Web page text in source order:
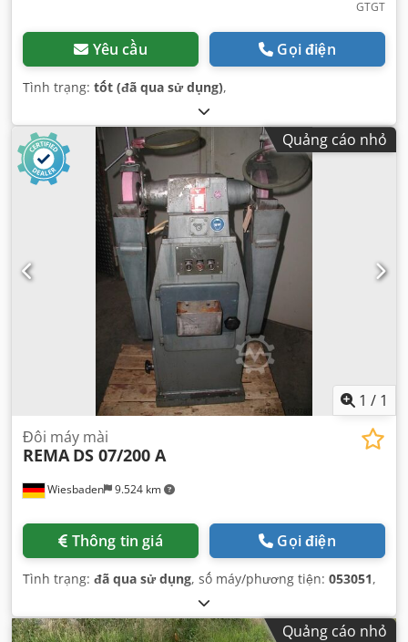
GTGT
Yêu cầu Gọi điện
Tình trạng: tốt (đã qua sử dụng),
Quảng cáo nhỏ
1 / 1
Wiesbaden 9.524 km
Đôi máy mài
REMA DS 07/200 A
Thông tin giá Gọi điện
Tình trạng: đã qua sử dụng, số máy/phương tiện: 053051,
Quảng cáo nhỏ